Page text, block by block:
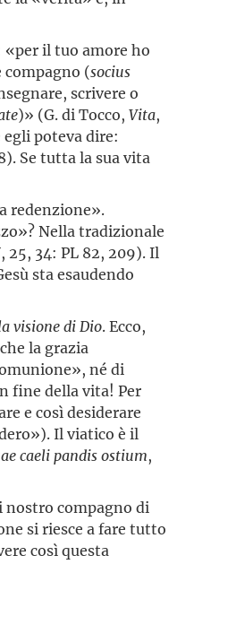
«per il tuo amore ho
compagno (socius
scrivere o
)» (G. di Tocco, Vita,
egli poteva dire:
Se tutta la sua vita
redenzione».
Nella tradizionale
25, 34: PL 82, 209). Il
sta esaudendo
visione di Dio. Ecco,
la grazia
né di
fine della vita! Per
e così desiderare
Il viatico è il
caeli pandis ostium,
nostro compagno di
si riesce a fare tutto
così questa